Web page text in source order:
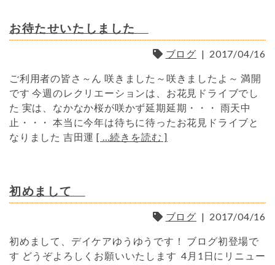
お待たせいたしました
ブログ | 2017/04/16
ご利用者の皆さ～ん 咲きました～咲きましたよ～ 満開
です 今週のレクリエーションは、お花見ドライブでし
た 実は、なかなか桜が咲かず延期延期・・・ 雨天中
止・・・ 本当に今年は待ちに待ったお花見ドライブと
なりました 吉田運 [ …続きを読む ]
初めまして
ブログ | 2017/04/16
初めまして、デイケアゆうゆうです！ ブログ初登場で
す どうぞよろしくお願いいたします 4月1日にリニュー